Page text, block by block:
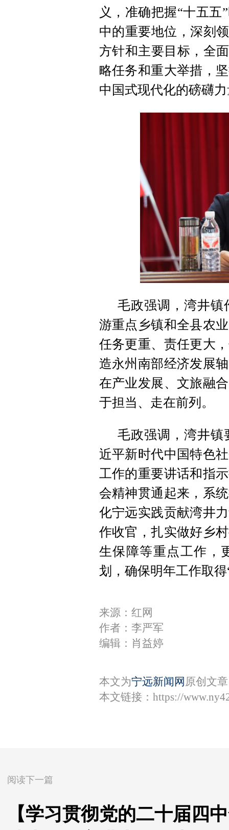
义，准确把握“十五
中的重要地位，深刻
方针和主要目标，全
略任务和重大举措，
中国式现代化的磅礴
毛政强调，湾井镇
游重点乡镇和全县农
任务更重、责任更大
造永州南部经济发展
在产业发展、文旅融
于担当、走在前列。
毛政强调，湾井镇
近平新时代中国特色
工作的重要讲话和指
会精神贯通起来，系
化宁远实践贡献湾井
作收官，扎实做好乡
生保障等重点工作，
划，确保明年工作取得
来源：红网
作者：李严军
编辑：肖益婷
本文为宁远新闻网 原创文
本文链接： https://
阅读下一篇
【学习贯彻党的二十届四